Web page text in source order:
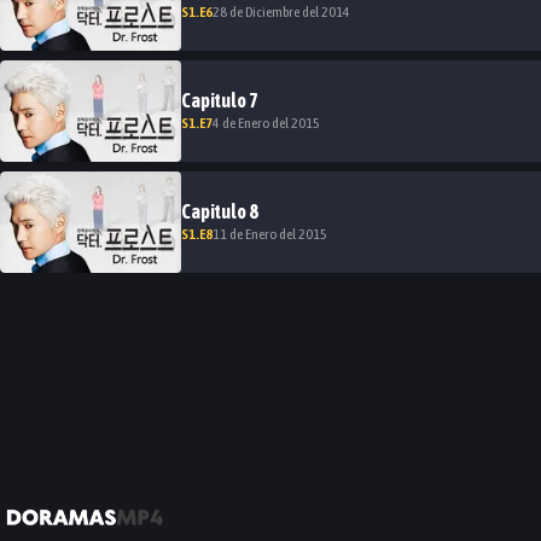
S1 .E628 de Diciembre del 2014
Capitulo7
S1 .E74 de Enero del 2015
Capitulo8
S1 .E811 de Enero del 2015